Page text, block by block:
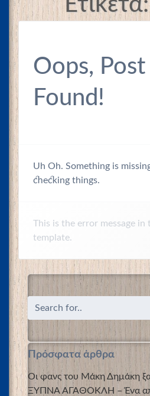
Oops,
Found!
Uh Oh. Something is
checking things.
This is the error message in
template.
Πρόσφατα άρθρα
Οι φανς του Μάκη Δημάκη
ΞΥΠΝΑ ΑΓΑΘΟΚΛΗ – Ένα